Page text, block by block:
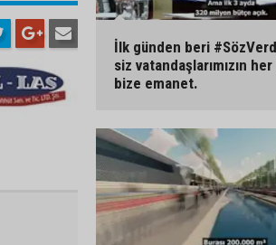
İlk günden beri
siz vatandaşlarımızın
bize emanet.